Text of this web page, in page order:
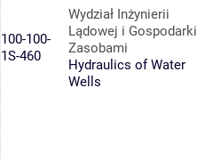
100-100-
1S-460
Wydział Inżynierii
Lądowej i Gospodarki
Zasobami
Hydraulics of Water
Wells